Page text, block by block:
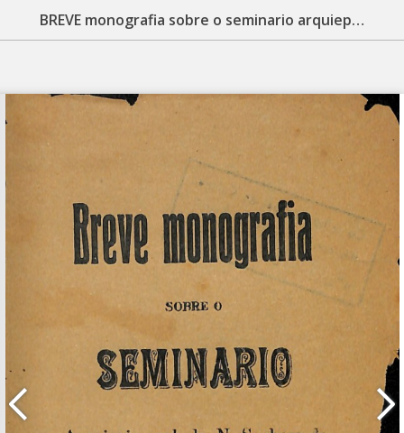
BREVE monografia sobre o seminario arquiepiscopal de N. Senhora da Conceição de Belém. Pará: [s.n], [19--?]. 62 p.